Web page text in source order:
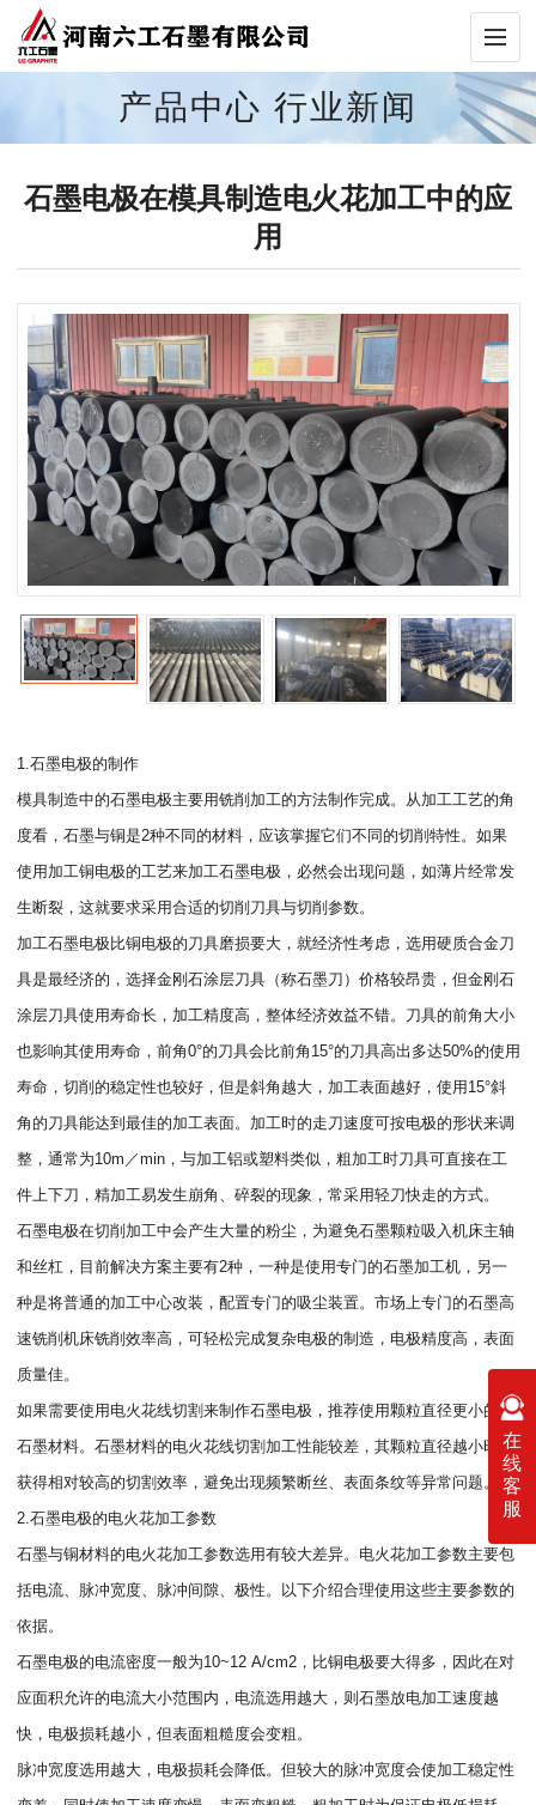
产品中心 行业新闻
石墨电极在模具制造电火花加工中的应
用
1.石墨电极的制作
模具制造中的石墨电极主要用铣削加工的方法制作完成。从加工工艺的角
度看，石墨与铜是2种不同的材料，应该掌握它们不同的切削特性。如果
使用加工铜电极的工艺来加工石墨电极，必然会出现问题，如薄片经常发
生断裂，这就要求采用合适的切削刀具与切削参数。
加工石墨电极比铜电极的刀具磨损要大，就经济性考虑，选用硬质合金刀
具是最经济的，选择金刚石涂层刀具（称石墨刀）价格较昂贵，但金刚石
涂层刀具使用寿命长，加工精度高，整体经济效益不错。刀具的前角大小
也影响其使用寿命，前角0°的刀具会比前角15°的刀具高出多达50%的使用
寿命，切削的稳定性也较好，但是斜角越大，加工表面越好，使用15°斜
角的刀具能达到最佳的加工表面。加工时的走刀速度可按电极的形状来调
整，通常为10m／min，与加工铝或塑料类似，粗加工时刀具可直接在工
件上下刀，精加工易发生崩角、碎裂的现象，常采用轻刀快走的方式。
石墨电极在切削加工中会产生大量的粉尘，为避免石墨颗粒吸入机床主轴
和丝杠，目前解决方案主要有2种，一种是使用专门的石墨加工机，另一
种是将普通的加工中心改装，配置专门的吸尘装置。市场上专门的石墨高
速铣削机床铣削效率高，可轻松完成复杂电极的制造，电极精度高，表面
质量佳。
如果需要使用电火花线切割来制作石墨电极，推荐使用颗粒直径更小的细
石墨材料。石墨材料的电火花线切割加工性能较差，其颗粒直径越小时可
获得相对较高的切割效率，避免出现频繁断丝、表面条纹等异常问题。
2.石墨电极的电火花加工参数
石墨与铜材料的电火花加工参数选用有较大差异。电火花加工参数主要包
括电流、脉冲宽度、脉冲间隙、极性。以下介绍合理使用这些主要参数的
依据。
石墨电极的电流密度一般为10~12 A/cm2，比铜电极要大得多，因此在对
应面积允许的电流大小范围内，电流选用越大，则石墨放电加工速度越
快，电极损耗越小，但表面粗糙度会变粗。
脉冲宽度选用越大，电极损耗会降低。但较大的脉冲宽度会使加工稳定性
在
线
客
服